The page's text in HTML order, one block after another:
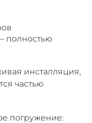
полностью
инсталляция,
частью
погружение: